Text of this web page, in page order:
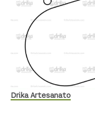
Drika Artesanato